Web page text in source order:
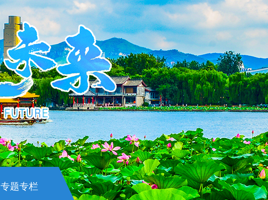
专题专栏